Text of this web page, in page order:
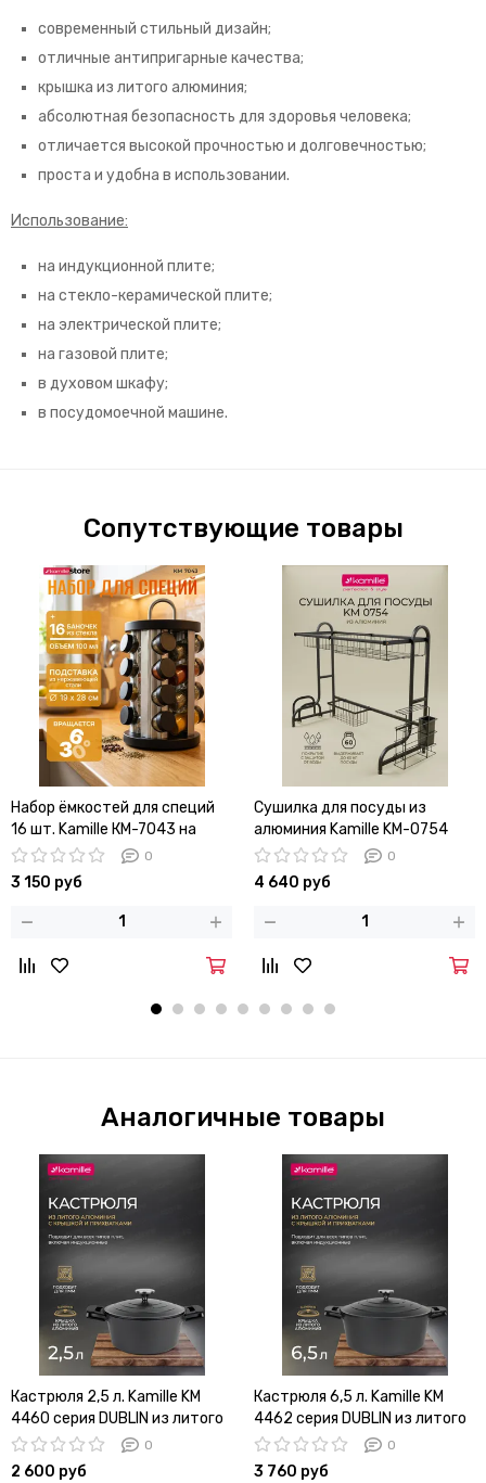
современный стильный дизайн;
отличные антипригарные качества;
крышка из литого алюминия;
абсолютная безопасность для здоровья человека;
отличается высокой прочностью и долговечностью;
проста и удобна в использовании.
Использование:
на индукционной плите;
на стекло-керамической плите;
на электрической плите;
на газовой плите;
в духовом шкафу;
в посудомоечной машине.
Сопутствующие товары
Набор ёмкостей для специй
16 шт. Kamille КМ-7043 на
круглой подставке0
3 150 руб
Сушилка для посуды из
алюминия Kamille KM-0754
установка над мойкой
0
4 640 руб
Аналогичные товары
Кастрюля 2,5 л. Kamille KM
4460 серия DUBLIN из литого
алюминия с антипригарным
покрытием с крышкой
0
2 600 руб
Кастрюля 6,5 л. Kamille KM
4462 серия DUBLIN из литого
алюминия с антипригарным
покрытием с крышкой
0
3 760 руб